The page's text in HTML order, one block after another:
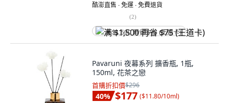
酷澎直售 ∙ 免運 ∙ 免費退貨
(2)
满 $1,500 再省 $75 (王道卡)
Pavaruni 夜幕系列 擴香瓶, 1瓶,
150ml, 花茶之戀
首購折扣價$296
40% $177 ($11.80/10ml)